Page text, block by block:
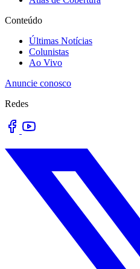
Conteúdo
Últimas Notícias
Colunistas
Ao Vivo
Anuncie conosco
Redes